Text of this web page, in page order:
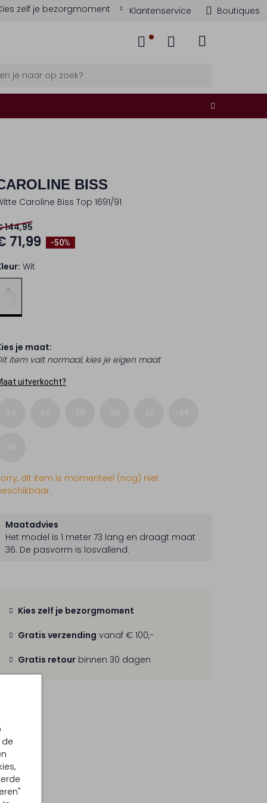
zelf je bezorgmoment Klantenservice Boutiques
BISS
Caroline Biss Top 1691/91
-50%
144,95
71,99
Wit
je maat:
item valt normaal, kies je eigen maat
uitverkocht?
dit item is momenteel (nog) niet
Maatadvies
Het model is 1 meter 73 lang en draagt maat
36. De pasvorm is losvallend.
Kies zelf je bezorgmoment
Gratis verzending vanaf € 100,-
Gratis retour binnen 30 dagen